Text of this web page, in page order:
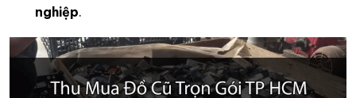
nghiệp.